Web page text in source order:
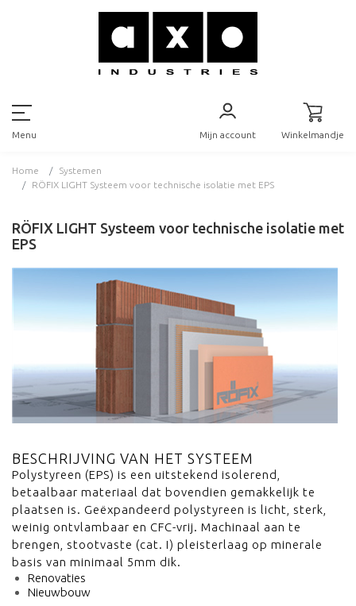
Menu Mijn account Winkelmandje
Home
Systemen
RÖFIX LIGHT Systeem voor technische isolatie met EPS
RÖFIX LIGHT Systeem voor technische isolatie met
EPS
BESCHRIJVING VAN HET SYSTEEM
Polystyreen (EPS) is een uitstekend isolerend,
betaalbaar materiaal dat bovendien gemakkelijk te
plaatsen is. Geëxpandeerd polystyreen is licht, sterk,
weinig ontvlambaar en CFC-vrij. Machinaal aan te
brengen, stootvaste (cat. I) pleisterlaag op minerale
basis van minimaal 5mm dik.
Renovaties
Nieuwbouw